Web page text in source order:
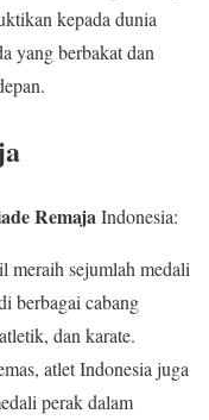
kepada dunia
yang berbakat dan
RemajaIndonesia:
meraih sejumlah medali
berbagai cabang
dan karate.
atlet Indonesia juga
perak dalam